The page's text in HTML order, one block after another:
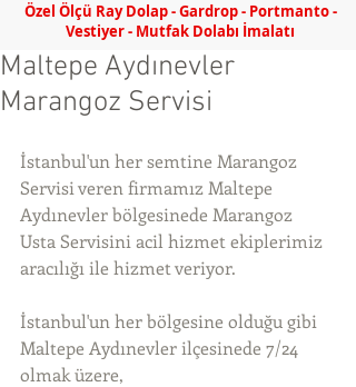
Özel Ölçü Ray Dolap - Gardrop - Portmanto -
Vestiyer - Mutfak Dolabı İmalatı
Maltepe Aydınevler
Marangoz Servisi
İstanbul'un her semtine Marangoz
Servisi veren firmamız Maltepe
Aydınevler bölgesinede Marangoz
Usta Servisini acil hizmet ekiplerimiz
aracılığı ile hizmet veriyor.
İstanbul'un her bölgesine olduğu gibi
Maltepe Aydınevler ilçesinede 7/24
olmak üzere,